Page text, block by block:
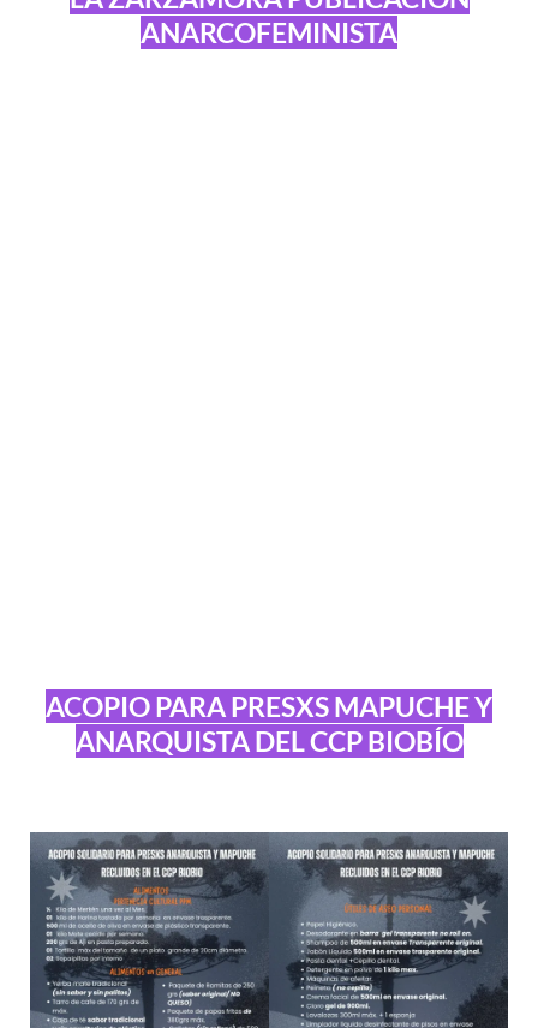
ANARCOFEMINISTA
ACOPIO PARA PRESXS MAPUCHE Y
ANARQUISTA DEL CCP BIOBÍO